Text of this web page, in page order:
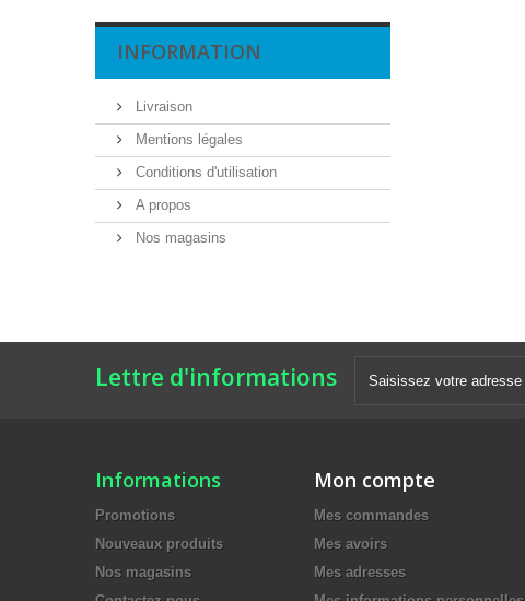
INFORMATION
Livraison
Mentions légales
Conditions d'utilisation
A propos
Nos magasins
Lettre d'informations
Informations
Promotions
Nouveaux produits
Nos magasins
Mon compte
Mes commandes
Mes avoirs
Mes adresses